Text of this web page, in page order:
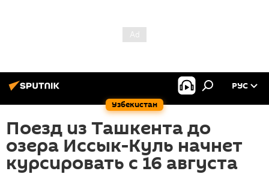
Узбекистан
РУС
Поезд из Ташкента до
озера Иссык-Куль начнет
курсировать с 16 августа